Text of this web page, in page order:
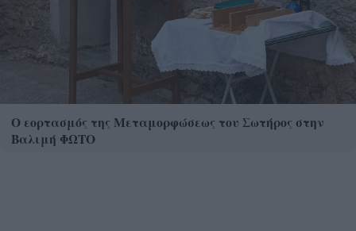
Ο εορτασμός της Μεταμορφώσεως του Σωτήρος στην
Βαλιμή ΦΩΤΟ